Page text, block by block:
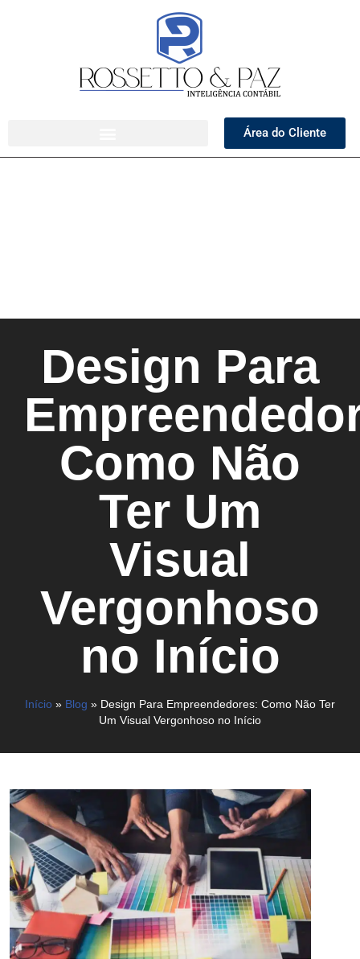
Área do Cliente
Design Para
Como Não
Ter Um
Visual
Vergonhoso
no Início
Início » Blog » Design Para Empreendedores: Como Não Ter
Um Visual Vergonhoso no Início